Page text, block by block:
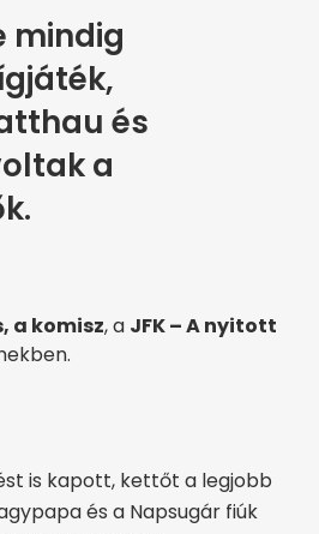
mindig
és
a
a komisz, a JFK – A nyitott
is kapott, kettőt a legjobb
és a Napsugár fiúk